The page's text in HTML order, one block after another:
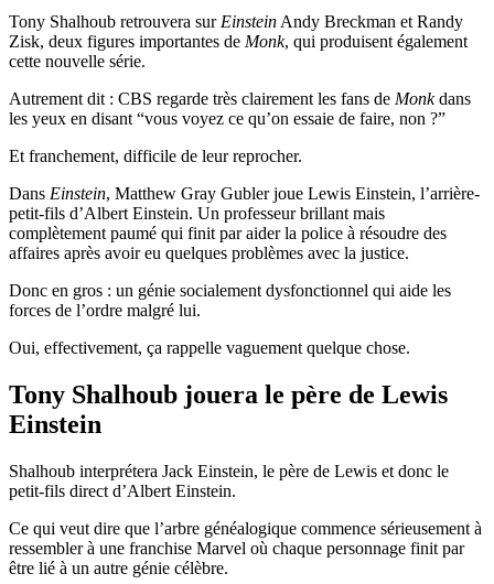
Tony Shalhoub retrouvera sur Einstein Andy Breckman et Randy
Zisk, deux figures importantes de Monk, qui produisent également
cette nouvelle série.
Autrement dit : CBS regarde très clairement les fans de Monkdans
les yeux en disant “vous voyez ce qu’on essaie de faire, non ?”
Et franchement, difficile de leur reprocher.
Dans Einstein, Matthew Gray Gubler joue Lewis Einstein, l’arrière-
petit-fils d’Albert Einstein. Un professeur brillant mais
complètement paumé qui finit par aider la police à résoudre des
affaires après avoir eu quelques problèmes avec la justice.
Donc en gros : un génie socialement dysfonctionnel qui aide les
forces de l’ordre malgré lui.
Oui, effectivement, ça rappelle vaguement quelque chose.
Tony Shalhoub jouera le père de Lewis
Einstein
Shalhoub interprétera Jack Einstein, le père de Lewis et donc le
petit-fils direct d’Albert Einstein.
Ce qui veut dire que l’arbre généalogique commence sérieusement à
ressembler à une franchise Marvel où chaque personnage finit par
être lié à un autre génie célèbre.